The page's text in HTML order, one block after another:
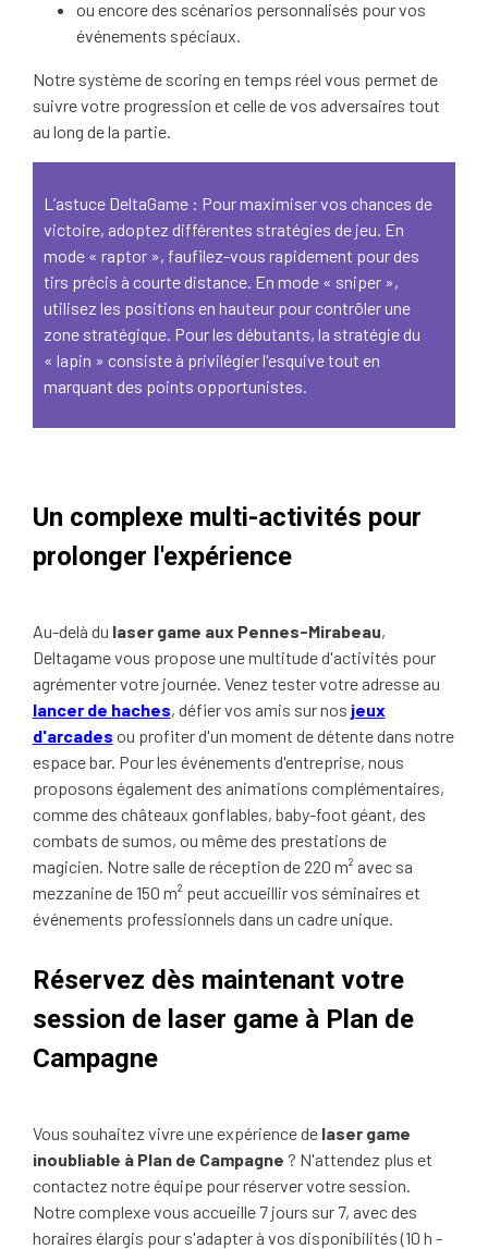
ou encore des scénarios personnalisés pour vos
événements spéciaux.
Notre système de scoring en temps réel vous permet de
suivre votre progression et celle de vos adversaires tout
au long de la partie.
L’astuce DeltaGame : Pour maximiser vos chances de
victoire, adoptez différentes stratégies de jeu. En
mode « raptor », faufilez-vous rapidement pour des
tirs précis à courte distance. En mode « sniper »,
utilisez les positions en hauteur pour contrôler une
zone stratégique. Pour les débutants, la stratégie du
« lapin » consiste à privilégier l'esquive tout en
marquant des points opportunistes.
Un complexe multi-activités pour
prolonger l'expérience
Au-delà du laser game aux Pennes-Mirabeau,
Deltagame vous propose une multitude d'activités pour
agrémenter votre journée. Venez tester votre adresse au
lancer de haches, défier vos amis sur nos jeux
d'arcades ou profiter d'un moment de détente dans notre
espace bar. Pour les événements d'entreprise, nous
proposons également des animations complémentaires,
comme des châteaux gonflables, baby-foot géant, des
combats de sumos, ou même des prestations de
magicien. Notre salle de réception de 220 m² avec sa
mezzanine de 150 m² peut accueillir vos séminaires et
événements professionnels dans un cadre unique.
Réservez dès maintenant votre
session de laser game à Plan de
Campagne
Vous souhaitez vivre une expérience de laser game
inoubliable à Plan de Campagne ? N'attendez plus et
contactez notre équipe pour réserver votre session.
Notre complexe vous accueille 7 jours sur 7, avec des
horaires élargis pour s'adapter à vos disponibilités (10 h -